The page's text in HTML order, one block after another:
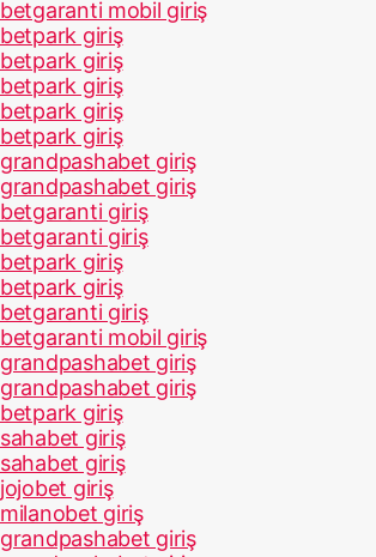
betgaranti mobil giriş
betpark giriş
betpark giriş
betpark giriş
betpark giriş
betpark giriş
grandpashabet giriş
grandpashabet giriş
betgaranti giriş
betgaranti giriş
betpark giriş
betpark giriş
betgaranti giriş
betgaranti mobil giriş
grandpashabet giriş
grandpashabet giriş
betpark giriş
sahabet giriş
sahabet giriş
jojobet giriş
milanobet giriş
grandpashabet giriş